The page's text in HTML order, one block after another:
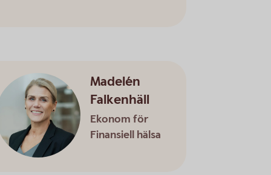
Madelén
Falkenhäll
Ekonom för
Finansiell hälsa